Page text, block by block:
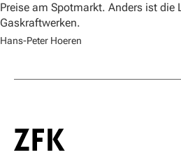
Preise am Spotmarkt. Anders ist die
Gaskraftwerken.
Hans-Peter Hoeren